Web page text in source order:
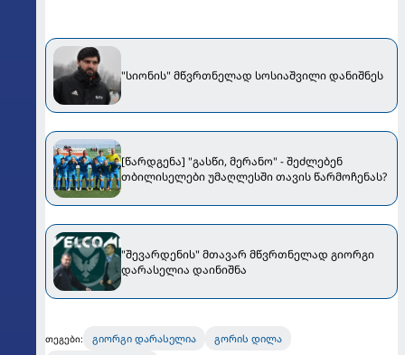
"სიონის" მწვრთნელად სოსიაშვილი დანიშნეს
[წარდგენა] "გასწი, მერანო" - შეძლებენ
თბილისელები უმაღლესში თავის წარმოჩენას?
"შევარდენის" მთავარ მწვრთნელად გიორგი
დარასელია დაინიშნა
თეგები: გიორგი დარასელია
გორის დილა